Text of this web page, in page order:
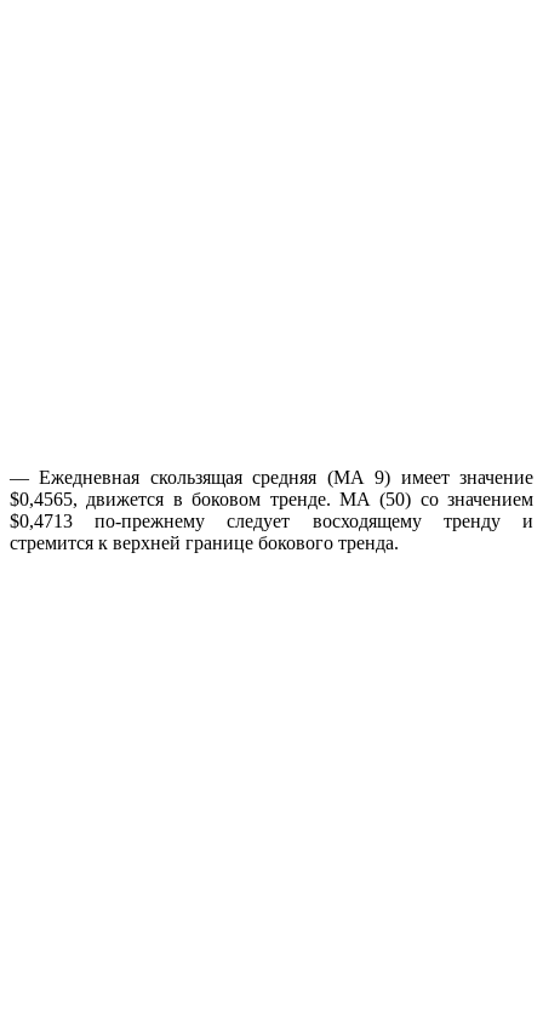
— Ежедневная скользящая средняя (МА 9) имеет значение
$0,4565, движется в боковом тренде. МА (50) со значением
$0,4713 по-прежнему следует восходящему тренду и
стремится к верхней границе бокового тренда.